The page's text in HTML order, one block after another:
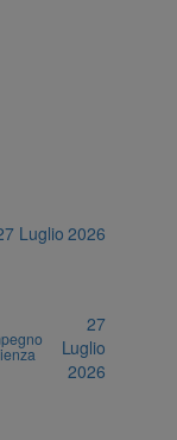
Luglio 2026
27
Luglio
2026